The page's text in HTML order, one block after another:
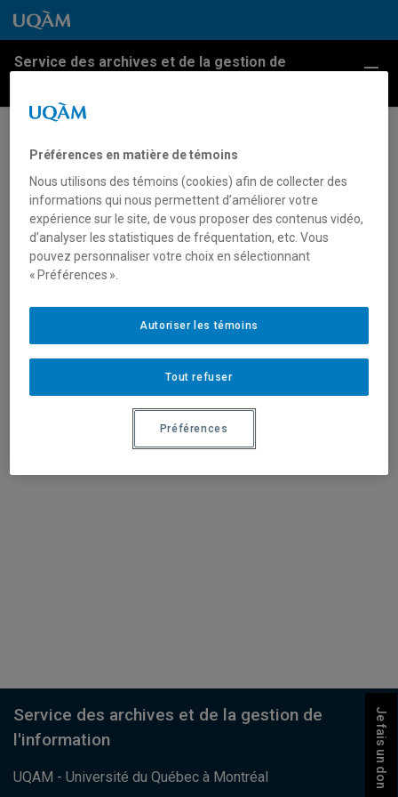
Passer au contenu
Accéder au menu principal
Accéder à la recherche
Passer au contenu
Accéder au menu principal
Service des archives et de la gestion de
Inauguration de trois nouveaux
pavillons
Vue d’ensemble des pavillons Athanase-David, des
Sciences de la gestion et de Musique, 1992.
Archives UQAM.
boîte 21491 (00029-00030).
Je fais un don
UQAM - Université du Québec à Montréal
Service des archives et de la gestion de
l'information
Préférences en matière de témoins
Nous utilisons des témoins (cookies) afin de collecter des
informations qui nous permettent d’améliorer votre
expérience sur le site, de vous proposer des contenus vidéo,
d’analyser les statistiques de fréquentation, etc. Vous
pouvez personnaliser votre choix en sélectionnant
« Préférences ».
Tout refuser
Autoriser les témoins
Préférences